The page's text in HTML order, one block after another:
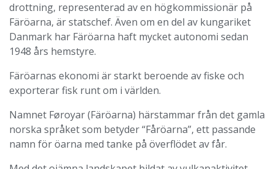
drottning, representerad av en högkommissionär på
Färöarna, är statschef. Även om en del av kungariket
Danmark har Färöarna haft mycket autonomi sedan
1948 års hemstyre.
Färöarnas ekonomi är starkt beroende av fiske och
exporterar fisk runt om i världen.
Namnet Føroyar (Färöarna) härstammar från det gamla
norska språket som betyder “Fåröarna”, ett passande
namn för öarna med tanke på överflödet av får.